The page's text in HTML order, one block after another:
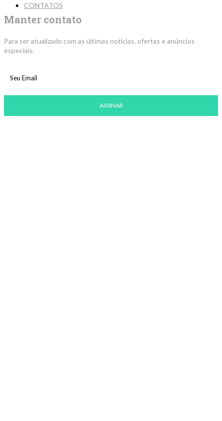
CONTATOS
Manter contato
Para ser atualizado com as últimas notícias, ofertas e anúncios
especiais.
ASSINAR